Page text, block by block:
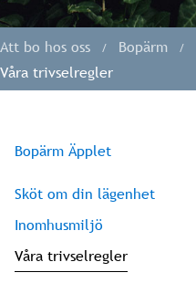
Att bo hos oss Bopärm
Våra trivselregler
Bopärm Äpplet
Sköt om din lägenhet
Inomhusmiljö
Våra trivselregler